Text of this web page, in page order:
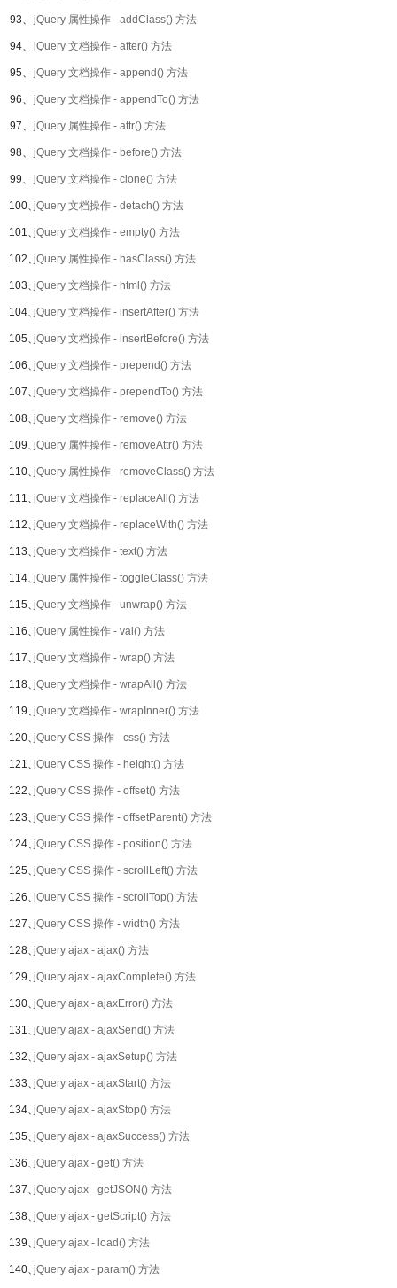
93、 jQuery 属性操作 - addClass() 方法
94、 jQuery 文档操作 - after() 方法
95、 jQuery 文档操作 - append() 方法
96、 jQuery 文档操作 - appendTo() 方法
97、 jQuery 属性操作 - attr() 方法
98、 jQuery 文档操作 - before() 方法
99、 jQuery 文档操作 - clone() 方法
100、jQuery 文档操作 - detach() 方法
101、jQuery 文档操作 - empty() 方法
102、jQuery 属性操作 - hasClass() 方法
103、jQuery 文档操作 - html() 方法
104、jQuery 文档操作 - insertAfter() 方法
105、jQuery 文档操作 - insertBefore() 方法
106、jQuery 文档操作 - prepend() 方法
107、jQuery 文档操作 - prependTo() 方法
108、jQuery 文档操作 - remove() 方法
109、jQuery 属性操作 - removeAttr() 方法
110、jQuery 属性操作 - removeClass() 方法
111、jQuery 文档操作 - replaceAll() 方法
112、jQuery 文档操作 - replaceWith() 方法
113、jQuery 文档操作 - text() 方法
114、jQuery 属性操作 - toggleClass() 方法
115、jQuery 文档操作 - unwrap() 方法
116、jQuery 属性操作 - val() 方法
117、jQuery 文档操作 - wrap() 方法
118、jQuery 文档操作 - wrapAll() 方法
119、jQuery 文档操作 - wrapInner() 方法
120、jQuery CSS 操作 - css() 方法
121、jQuery CSS 操作 - height() 方法
122、jQuery CSS 操作 - offset() 方法
123、jQuery CSS 操作 - offsetParent() 方法
124、jQuery CSS 操作 - position() 方法
125、jQuery CSS 操作 - scrollLeft() 方法
126、jQuery CSS 操作 - scrollTop() 方法
127、jQuery CSS 操作 - width() 方法
128、jQuery ajax - ajax() 方法
129、jQuery ajax - ajaxComplete() 方法
130、jQuery ajax - ajaxError() 方法
131、jQuery ajax - ajaxSend() 方法
132、jQuery ajax - ajaxSetup() 方法
133、jQuery ajax - ajaxStart() 方法
134、jQuery ajax - ajaxStop() 方法
135、jQuery ajax - ajaxSuccess() 方法
136、jQuery ajax - get() 方法
137、jQuery ajax - getJSON() 方法
138、jQuery ajax - getScript() 方法
139、jQuery ajax - load() 方法
140、jQuery ajax - param() 方法